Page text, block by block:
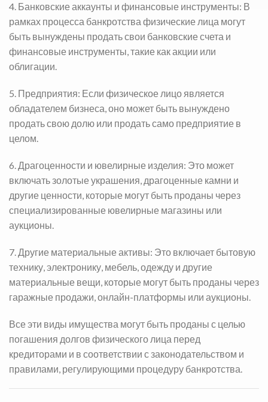
4. Банковские аккаунты и финансовые инструменты: В
рамках процесса банкротства физические лица могут
быть вынуждены продать свои банковские счета и
финансовые инструменты, такие как акции или
облигации.
5. Предприятия: Если физическое лицо является
обладателем бизнеса, оно может быть вынуждено
продать свою долю или продать само предприятие в
целом.
6. Драгоценности и ювелирные изделия: Это может
включать золотые украшения, драгоценные камни и
другие ценности, которые могут быть проданы через
специализированные ювелирные магазины или
аукционы.
7. Другие материальные активы: Это включает бытовую
технику, электронику, мебель, одежду и другие
материальные вещи, которые могут быть проданы через
гаражные продажи, онлайн-платформы или аукционы.
Все эти виды имущества могут быть проданы с целью
погашения долгов физического лица перед
кредиторами и в соответствии с законодательством и
правилами, регулирующими процедуру банкротства.